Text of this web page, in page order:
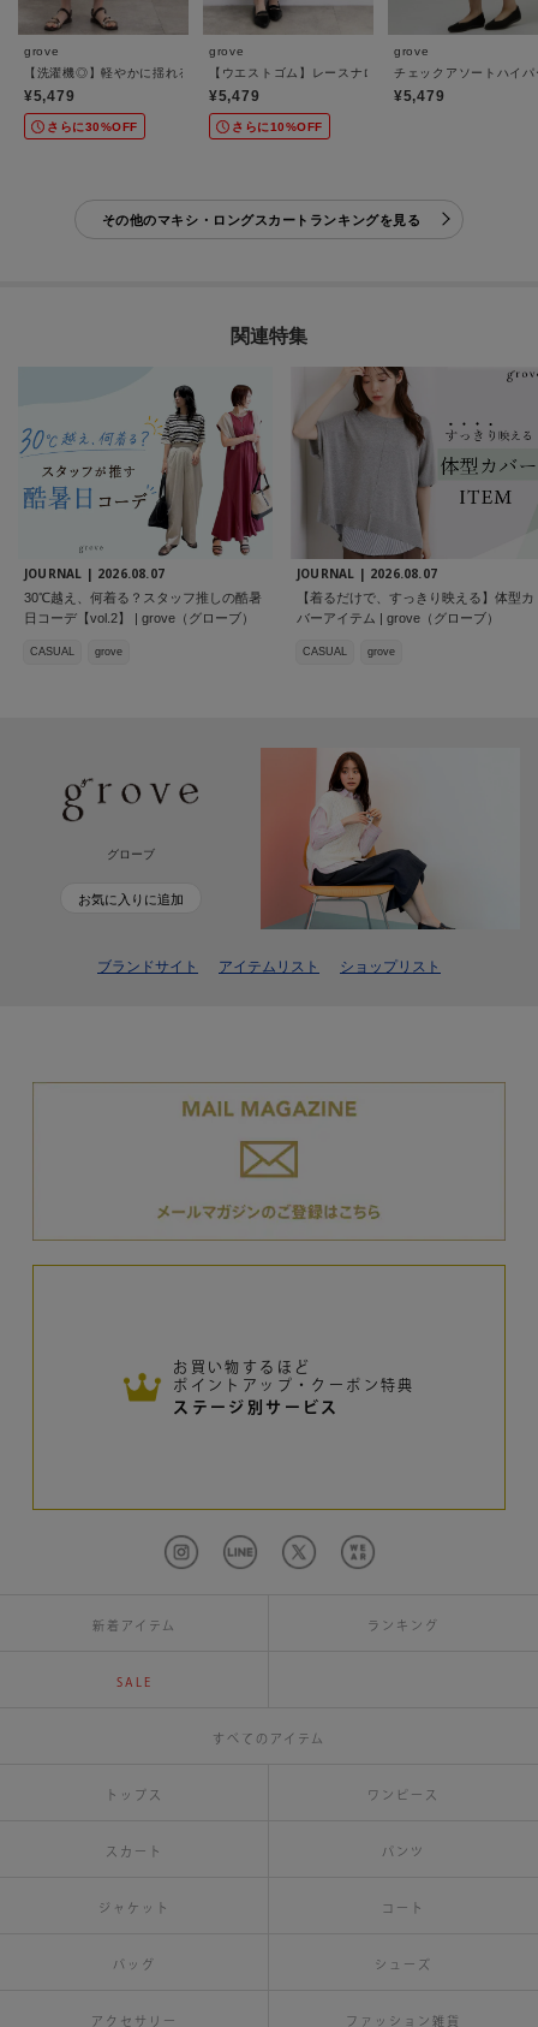
grove
【洗濯機◎】軽やかに揺れる、マーメイドフレアスカート
¥5,479
さらに30%OFF
grove
【ウエストゴム】レースナロースカート
¥5,479
さらに10%OFF
grove
チェックアソートハイ
¥5,479
その他のマキシ・ロングスカートランキングを見る
関連特集
JOURNAL | 2026.08.07
30℃越え、何着る？スタッフ推しの酷暑
日コーデ【vol.2】 | grove（グローブ）
CASUAL grove
JOURNAL | 2026.08.07
【着るだけで、すっきり映える】体型カ
バーアイテム | grove（グローブ）
CASUAL grove
グローブ
お気に入りに追加
ブランドサイト アイテムリスト ショップリスト
お買い物するほど
ポイントアップ・クーポン特典
ステージ別サービス
新着アイテム ランキング
SALE
すべてのアイテム
トップス ワンピース
スカート パンツ
ジャケット コート
バッグ シューズ
アクセサリー ファッション雑貨